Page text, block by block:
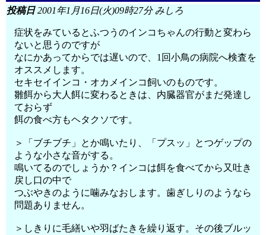
投稿日2001年1月16日(火)09時27分 みしろ
症状をみているとふつうのインコちゃんの行動と変わら
ないと思うのですが
なにかあってからでは遅いので、1回小鳥の病院へ検査を
オススメします。
セキセイインコ・オカメインコ飼いのものです。
雛餌から大人餌に変わるときは、内臓器官がまだ発達し
ておらず
餌の食べ方もヘタクソです。
＞「ブチブチ」とか鳴いたり、「プスッ」とつゲップの
ような小さな音がする。
鳴いてるのでしょうか？インコは餌を食べてから又吐き
戻し口の中で
つぶやきのように噛みなおします。歯ぎしりのようなら
問題ありません。
＞しきりに毛繕いや羽ばたきを繰り返す。その後ブルッ